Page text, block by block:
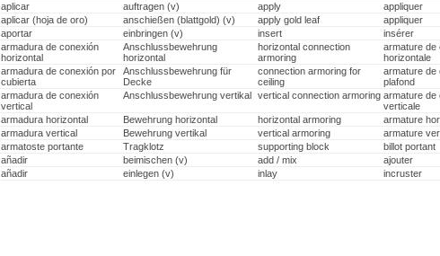
aplicar
auftragen (v) apply appliquer
aplicar (hoja de oro)
anschießen (blattgold) (v) apply gold leaf appliquer
aportar
einbringen (v) insert insérer
armadura de conexión
horizontal
Anschlussbewehrung
horizontal
horizontal connection
armoring
armature de
horizontale
armadura de conexión por
cubierta
Anschlussbewehrung für
Decke
connection armoring for
ceiling
armature de
plafond
armadura de conexión
vertical
Anschlussbewehrung vertikal vertical connection armoring armature de
verticale
armadura horizontal
Bewehrung horizontal horizontal armoring armature
armadura vertical
Bewehrung vertikal vertical armoring armature
armatoste portante
Tragklotz supporting block billot portant
añadir
beimischen (v) add / mix ajouter
añadir
einlegen (v) inlay incruster